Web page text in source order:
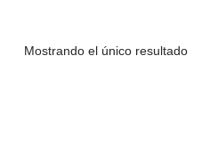
Mostrando el único resultado